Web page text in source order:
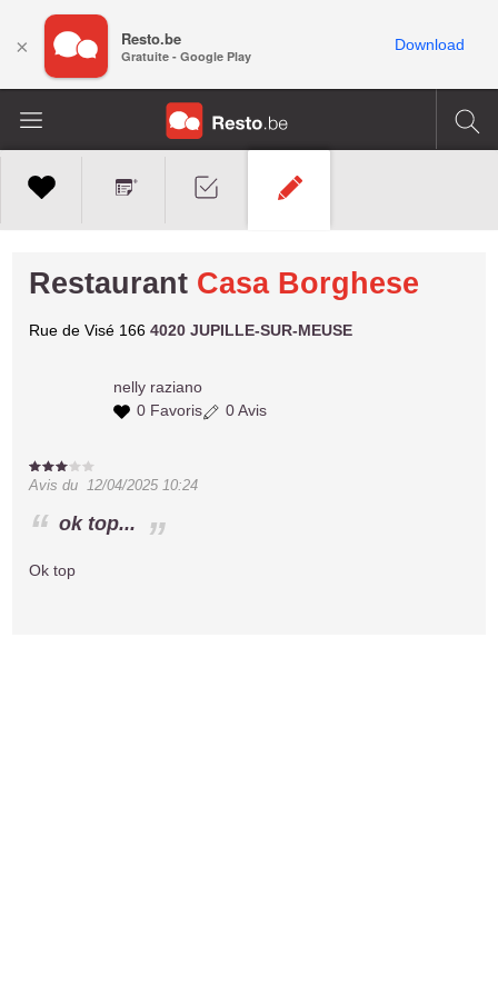
Restaurant Casa Borghese
Rue de Visé 1664020 JUPILLE-SUR-MEUSE
nelly raziano
0 Favoris
0 Avis
Avis du12/04/2025 10:24
ok top...
Ok top
× Resto.be
Gratuite - Google Play
Download